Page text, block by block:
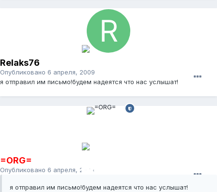
Relaks76
Опубликовано 6 апреля, 2009
я отправил им письмо!будем надеятся что нас услышат!
=ORG=
Опубликовано 6 апреля, 2009
я отправил им письмо!будем надеятся что нас услышат!